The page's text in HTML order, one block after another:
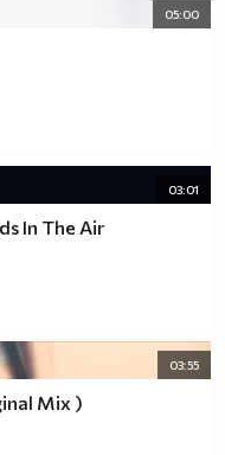
05:00
03:01
In The Air
03:55
Mix )